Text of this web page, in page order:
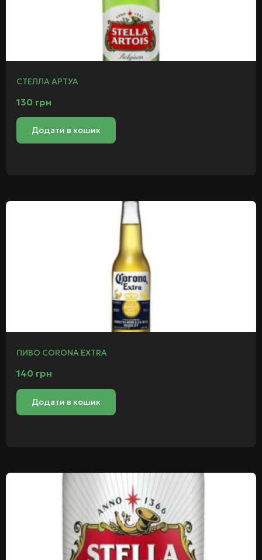
СТЕЛЛА АРТУА
130 грн
Додати в кошик
ПИВО CORONA EXTRA
140 грн
Додати в кошик